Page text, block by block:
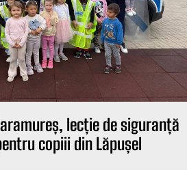
lecție de siguranță
copiii din Lăpușel